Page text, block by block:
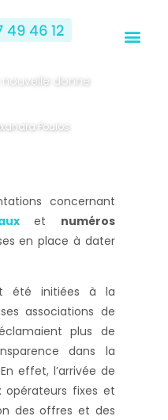
nouvelle donne
Poulos
concernant
et numéros
en place à dater
été initiées à la
associations de
plus de
dans la
effet, l’arrivée de
opérateurs fixes et
des offres et des